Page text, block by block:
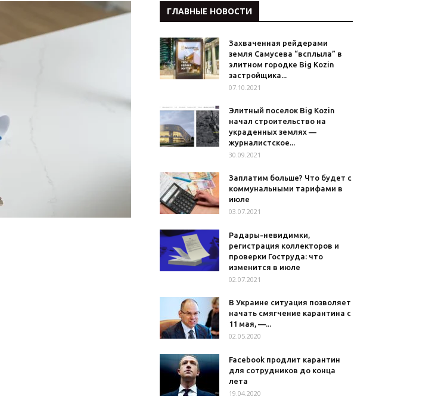
ГЛАВНЫЕ НОВОСТИ
Захваченная рейдерами
земля Самусева “всплыла” в
элитном городке Big Kozin
застройщика...
07.10.2021
Элитный поселок Big Kozin
начал строительство на
украденных землях —
журналистское...
30.09.2021
Заплатим больше? Что будет с
коммунальными тарифами в
июле
03.07.2021
Радары-невидимки,
регистрация коллекторов и
проверки Гоструда: что
изменится в июле
02.07.2021
В Украине ситуация позволяет
начать смягчение карантина с
11 мая, —...
02.05.2020
Facebook продлит карантин
для сотрудников до конца
лета
19.04.2020